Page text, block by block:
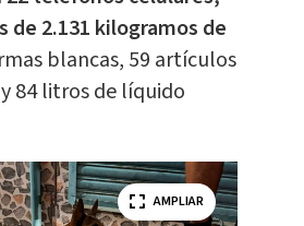
de 2.131 kilogramos de
blancas, 59 artículos
84 litros de líquido
AMPLIAR